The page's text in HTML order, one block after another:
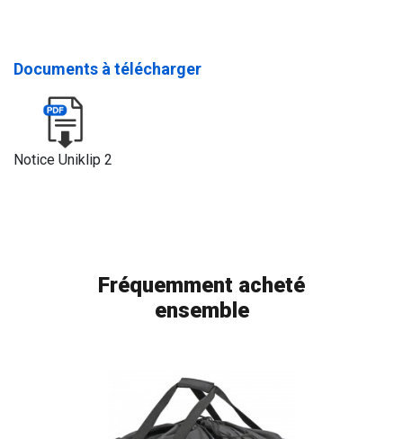
Documents à télécharger
Notice Uniklip 2
Fréquemment acheté
ensemble